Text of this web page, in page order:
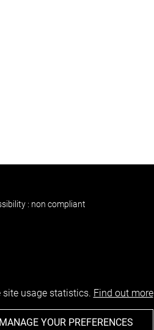
: non compliant
usage statistics. Find out more
MANAGE YOUR PREFERENCES